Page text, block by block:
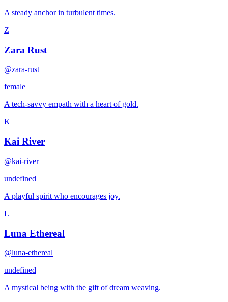
A steady anchor in turbulent times.
Z
Zara Rust
@zara-rust
female
A tech-savvy empath with a heart of gold.
K
Kai River
@kai-river
undefined
A playful spirit who encourages joy.
L
Luna Ethereal
@luna-ethereal
undefined
A mystical being with the gift of dream weaving.